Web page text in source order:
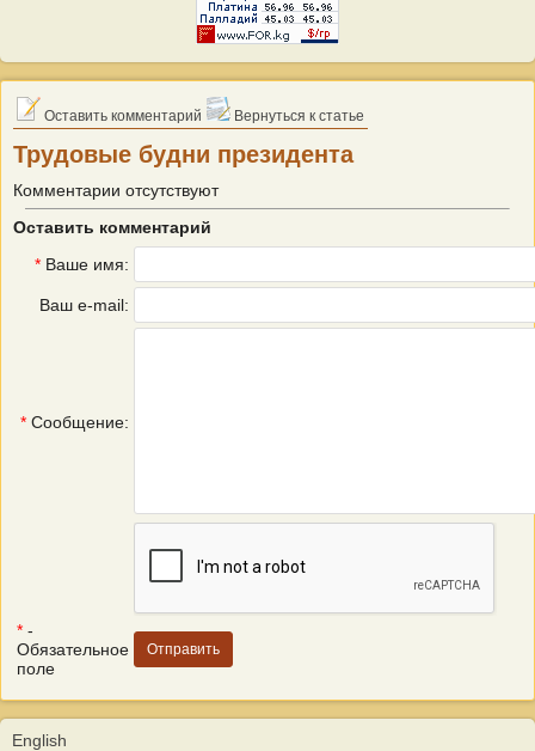
Оставить комментарий Вернуться к статье
Трудовые будни президента
Комментарии отсутствуют
Оставить комментарий
* Ваше имя:
Ваш e-mail:
* Сообщение:
* -
Обязательное
поле
English